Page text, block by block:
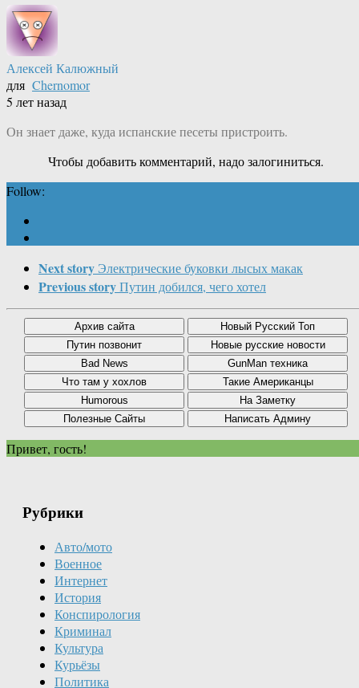
Алексей Калюжный
для Chernomor
5 лет назад
Он знает даже, куда испанские песеты пристроить.
Чтобы добавить комментарий, надо залогиниться.
Follow:
Next story Электрические буковки лысых макак
Previous storyПутин добился, чего хотел
Привет, гость!
Рубрики
Авто/мото
Военное
Интернет
История
Конспирология
Криминал
Культура
Курьёзы
Политика